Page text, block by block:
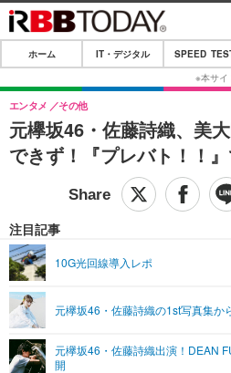
ホーム
IT・デジタル
IT・デジタルTOP
ショッピング
SPEED TEST
エンタメTOP
グラビア
ショッピング
ライフTOP
リリース一覧
プッシュ通知の停止方法
ホーム IT・デジタル SPEED
元欅坂46・佐藤詩織、美
できず！『プレバト！！
エンタメ その他
注目記事
10G光回線導入レポ
元欅坂46・佐藤詩織の1st写真集か
元欅坂46・佐藤詩織出演！DEAN
開